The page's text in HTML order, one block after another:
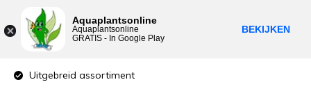
Uitgebreid assortiment
Aquaplantsonline
Aquaplantsonline
GRATIS - In Google Play
BEKIJKEN